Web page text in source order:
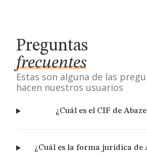
Preguntas
frecuentes
Estas son alguna de las
hacen nuestros usuarios
¿Cuál es el CIF de
¿Cuál es la forma jurídica de